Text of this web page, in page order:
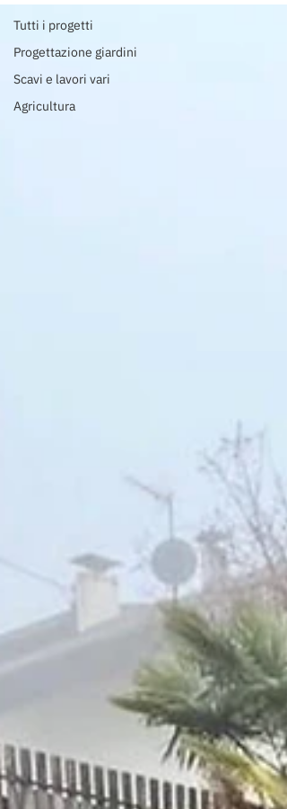
Tutti i progetti
Progettazione giardini
Scavi e lavori vari
Agricultura